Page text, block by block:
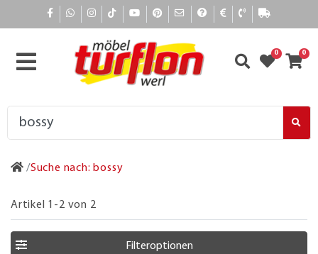
0 0
Suche nach: bossy
Artikel 1-2 von 2
Filteroptionen